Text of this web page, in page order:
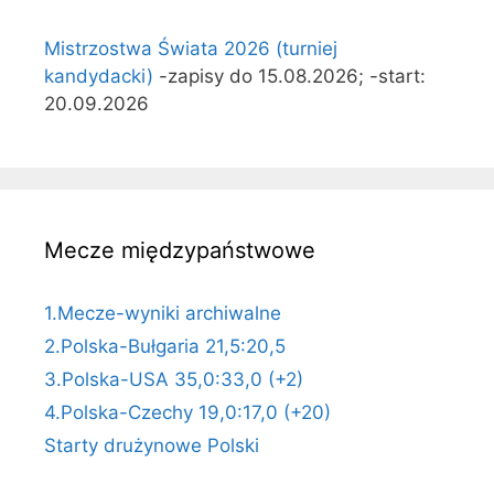
Mistrzostwa Świata 2026 (turniej
kandydacki) -zapisy do 15.08.2026; -start:
20.09.2026
Mecze międzypaństwowe
1.Mecze-wyniki archiwalne
2.Polska-Bułgaria 21,5:20,5
3.Polska-USA 35,0:33,0 (+2)
4.Polska-Czechy 19,0:17,0 (+20)
Starty drużynowe Polski